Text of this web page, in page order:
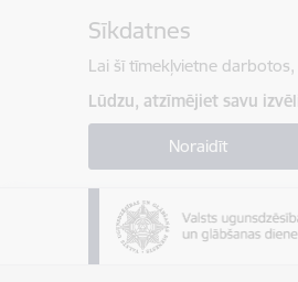
Sīkdatnes
Lai šī tīmekļvietne
Lūdzu, atzīmējiet savu
Noraidīt